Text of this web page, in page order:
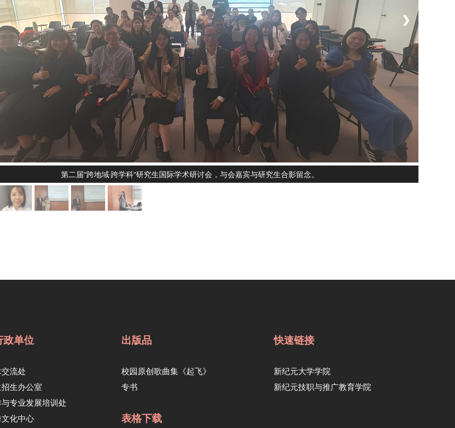
❯
第二届“跨地域·跨学科”研究生国际学术研讨会，与会嘉宾与研究生合影留念。
单位
流处
生办公室
专业发展培训处
化中心
出版品
校园原创歌曲集《起飞》
专书
表格下载
快速链接
新纪元大学学院
新纪元技职与推广教育学院